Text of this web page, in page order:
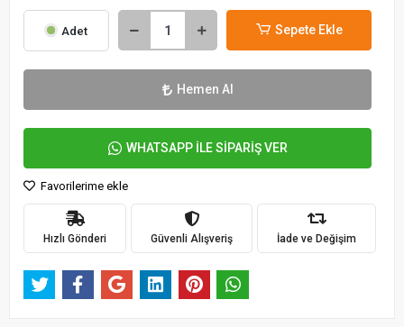
Adet Sepete Ekle
Hemen Al
WHATSAPP İLE SİPARİŞ VER
Favorilerime ekle
Hızlı Gönderi Güvenli Alışveriş İade ve Değişim